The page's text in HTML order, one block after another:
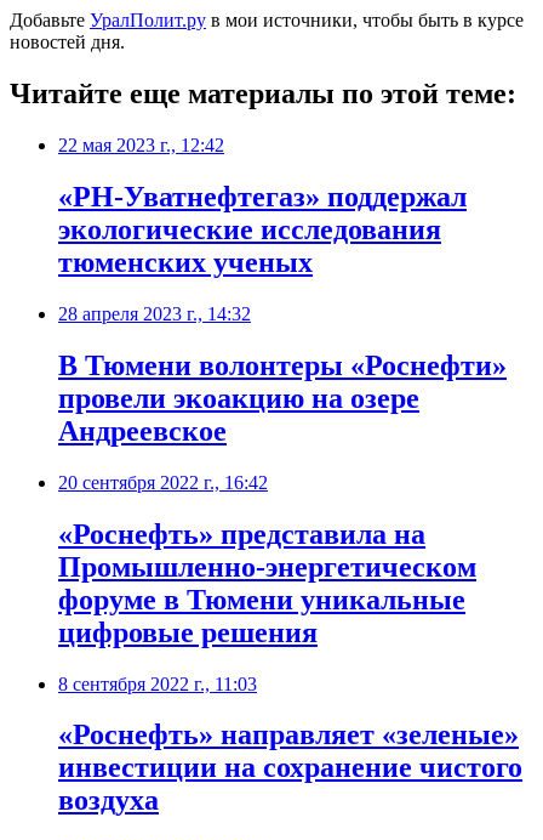
Добавьте УралПолит.ру в мои источники, чтобы быть в курсе
новостей дня.
Читайте еще материалы по этой теме:
22 мая 2023 г., 12:42
​«РН-Уватнефтегаз» поддержал
экологические исследования
тюменских ученых
28 апреля 2023 г., 14:32
​В Тюмени волонтеры «Роснефти»
провели экоакцию на озере
Андреевское
20 сентября 2022 г., 16:42
​«Роснефть» представила на
Промышленно-энергетическом
форуме в Тюмени уникальные
цифровые решения
8 сентября 2022 г., 11:03
​«Роснефть» направляет «зеленые»
инвестиции на сохранение чистого
воздуха